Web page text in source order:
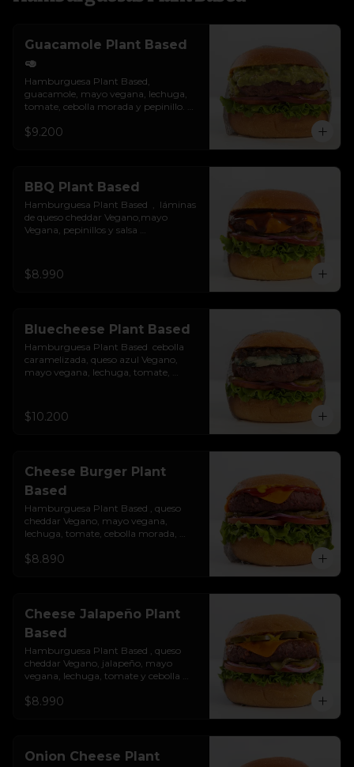
Guacamole Plant Based
🥑
Hamburguesa Plant Based,
guacamole, mayo vegana, lechuga,
tomate, cebolla morada y pepinillo.
y ligeramente tostado. No es libre de
$9.200
BBQ Plant Based
Hamburguesa Plant Based  ,  láminas
de queso cheddar Vegano,mayo
Vegana, pepinillos y salsa
libre de Gluten)
$8.990
Bluecheese Plant Based
Hamburguesa Plant Based  cebolla
caramelizada, queso azul Vegano,
mayo vegana, lechuga, tomate,
ligeramente tostado.(No es libre de
Gluten)
$10.200
Cheese Burger Plant
Based
Hamburguesa Plant Based , queso
cheddar Vegano, mayo vegana,
lechuga, tomate, cebolla morada,
Colocados sobre un pan vegano suave
$8.890
Cheese Jalapeño Plant
Based
Hamburguesa Plant Based , queso
cheddar Vegano, jalapeño, mayo
vegana, lechuga, tomate y cebolla
$8.990
Onion Cheese Plant